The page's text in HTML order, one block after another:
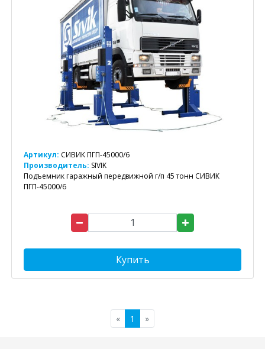
Артикул: СИВИК ПГП-45000/6
Производитель: SIVIK
Подъемник гаражный передвижной г/п 45 тонн СИВИК
ПГП-45000/6
Купить
« 1 »